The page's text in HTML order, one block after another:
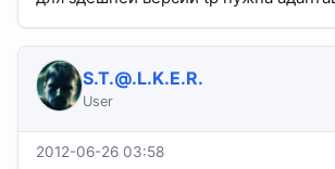
S.T.@.L.K.E.R.
User
2012-06-26 03:58